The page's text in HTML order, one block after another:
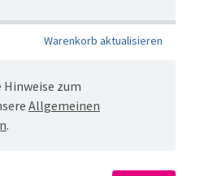
zum
Allgemeinen
.